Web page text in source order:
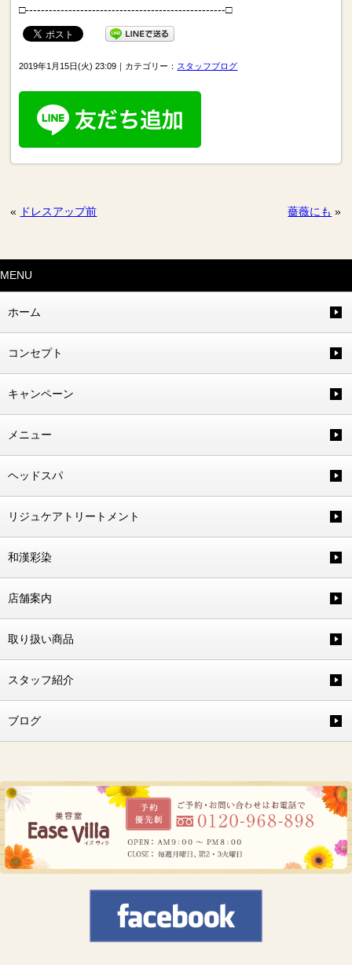
□---------------------------------------------------□
2019年1月15日(火) 23:09｜カテゴリー： スタッフブログ
« ドレスアップ前 薔薇にも »
MENU
ホーム
コンセプト
キャンペーン
メニュー
ヘッドスパ
リジュケアトリートメント
和漢彩染
店舗案内
取り扱い商品
スタッフ紹介
ブログ